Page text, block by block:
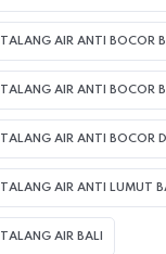
TALANG AIR ANTI BOCOR
TALANG AIR ANTI BOCOR
TALANG AIR ANTI BOCOR
TALANG AIR ANTI LUMUT
TALANG AIR BALI